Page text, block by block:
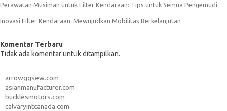
Perawatan Musiman untuk Filter Kendaraan: Tips untuk Semua Pengemudi
Inovasi Filter Kendaraan: Mewujudkan Mobilitas Berkelanjutan
Komentar Terbaru
Tidak ada komentar untuk ditampilkan.
arrowggsew.com
asianmanufacturer.com
bucklesmotors.com
calvaryintcanada.com